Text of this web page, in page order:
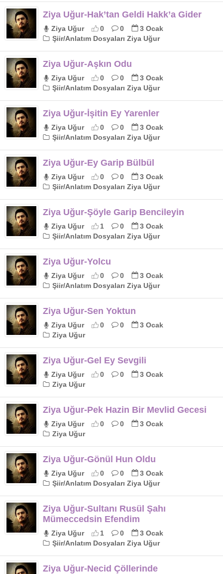
Ziya Uğur-Hak’tan Geldi Hakk’a Gider
Ziya Uğur 0 0
3 Ocak
Şiir/Anlatım Dosyaları Ziya Uğur
Ziya Uğur-Aşkın Odu
Ziya Uğur 0 0
3 Ocak
Şiir/Anlatım Dosyaları Ziya Uğur
Ziya Uğur-İşitin Ey Yarenler
Ziya Uğur 0 0
3 Ocak
Şiir/Anlatım Dosyaları Ziya Uğur
Ziya Uğur-Ey Garip Bülbül
Ziya Uğur 0 0
3 Ocak
Şiir/Anlatım Dosyaları Ziya Uğur
Ziya Uğur-Şöyle Garip Bencileyin
Ziya Uğur 1 0
3 Ocak
Şiir/Anlatım Dosyaları Ziya Uğur
Ziya Uğur-Yolcu
Ziya Uğur 0 0
3 Ocak
Şiir/Anlatım Dosyaları Ziya Uğur
Ziya Uğur-Sen Yoktun
Ziya Uğur 0 0
3 Ocak
Ziya Uğur
Ziya Uğur-Gel Ey Sevgili
Ziya Uğur 0 0
3 Ocak
Ziya Uğur
Ziya Uğur-Pek Hazin Bir Mevlid Gecesi
Ziya Uğur 0 0
3 Ocak
Ziya Uğur
Ziya Uğur-Gönül Hun Oldu
Ziya Uğur 0 0
3 Ocak
Şiir/Anlatım Dosyaları Ziya Uğur
Ziya Uğur-Sultanı Rusül Şahı
Mümeccedsin Efendim
Ziya Uğur 1 0
3 Ocak
Şiir/Anlatım Dosyaları Ziya Uğur
Ziya Uğur-Necid Çöllerinde